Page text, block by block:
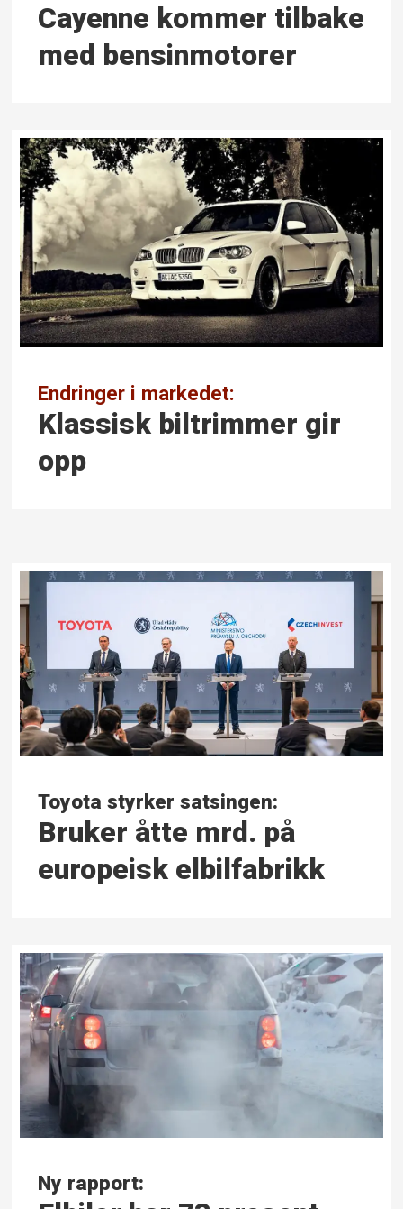
Cayenne kommer tilbake
med bensinmotorer
Endringer i markedet:
Klassisk bil­trimmer gir
opp
Toyota styrker satsingen:
Bruker åtte mrd. på
europeisk elbilfabrikk
Ny rapport: